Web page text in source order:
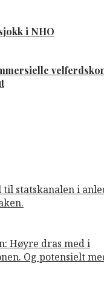
i NHO
til statskanalen i
Høyre dras med i
Og potensielt